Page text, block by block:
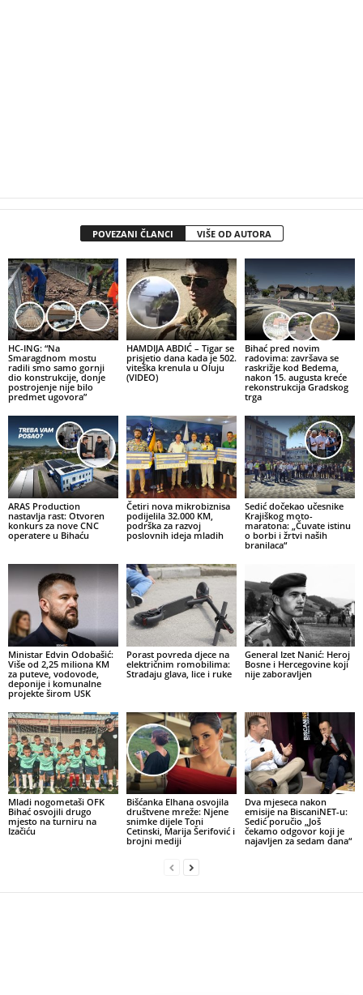
POVEZANI ČLANCI VIŠE OD AUTORA
HC-ING: “Na
Smaragdnom mostu
radili smo samo gornji
dio konstrukcije, donje
postrojenje nije bilo
predmet ugovora”
HAMDIJA ABDIĆ – Tigar se
prisjetio dana kada je 502.
viteška krenula u Oluju
(VIDEO)
Bihać pred novim
radovima: završava se
raskrižje kod Bedema,
nakon 15. augusta kreće
rekonstrukcija Gradskog
trga
ARAS Production
nastavlja rast: Otvoren
konkurs za nove CNC
operatere u Bihaću
Četiri nova mikrobiznisa
podijelila 32.000 KM,
podrška za razvoj
poslovnih ideja mladih
Sedić dočekao učesnike
Krajiškog moto-
maratona: „Čuvate istinu
o borbi i žrtvi naših
branilaca“
Ministar Edvin Odobašić:
Više od 2,25 miliona KM
za puteve, vodovode,
deponije i komunalne
projekte širom USK
Porast povreda djece na
električnim romobilima:
Stradaju glava, lice i ruke
General Izet Nanić: Heroj
Bosne i Hercegovine koji
nije zaboravljen
Mladi nogometaši OFK
Bihać osvojili drugo
mjesto na turniru na
Izačiću
Bišćanka Elhana osvojila
društvene mreže: Njene
snimke dijele Toni
Cetinski, Marija Šerifović i
brojni mediji
Dva mjeseca nakon
emisije na BiscaniNET-u:
Sedić poručio „Još
čekamo odgovor koji je
najavljen za sedam dana“